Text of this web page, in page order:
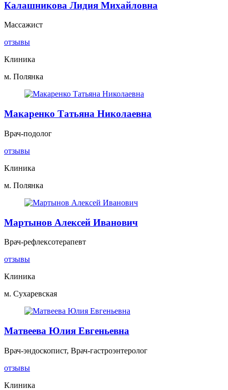
Калашникова Лидия Михайловна
Массажист
отзывы
Клиника
м. Полянка
Макаренко Татьяна Николаевна
Врач-подолог
отзывы
Клиника
м. Полянка
Мартынов Алексей Иванович
Врач-рефлексотерапевт
отзывы
Клиника
м. Сухаревская
Матвеева Юлия Евгеньевна
Врач-эндоскопист, Врач-гастроэнтеролог
отзывы
Клиника